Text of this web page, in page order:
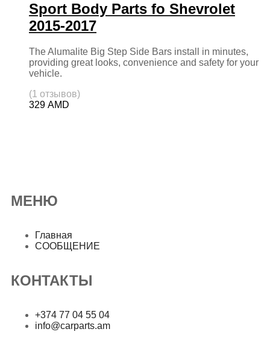
Sport Body Parts fo Shevrolet
2015-2017
The Alumalite Big Step Side Bars install in minutes,
providing great looks, convenience and safety for your
vehicle.
(1 отзывов)
329 AMD
МЕНЮ
Главная
СООБЩЕНИЕ
КОНТАКТЫ
+374 77 04 55 04
info@carparts.am